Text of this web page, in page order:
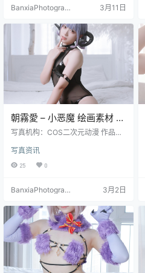
BanxiaPhotograp
3月11日
朝霧愛 – 小恶魔 绘画素材 高
清写真（40P-366.9M）参
写真机构：COS二次元动漫 作品名
称：朝霧愛（Asagiriai） 图片数
量：40张 资源大小：366.9MB
写真资讯
25 0
BanxiaPhotograp
3月2日